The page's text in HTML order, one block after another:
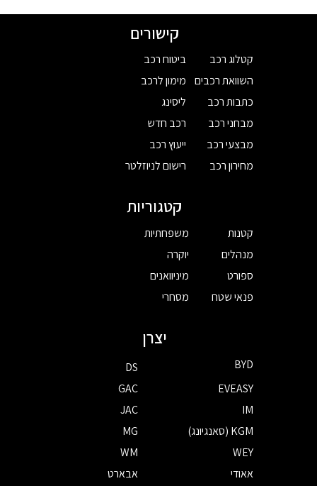
קישורים
קטלוג רכב
השוואת רכבים
כתבות רכב
מבחני רכב
מבצעי רכב
מחירון רכב
ביטוח רכב
מימון לרכב
ליסינג
רכב חדש
ייעוץ רכב
רישום לניוזלטר
קטגוריות
קטנות
מנהלים
ספורט
פנאי שטח
משפחתיות
יוקרה
מיניוואנים
מסחרי
יצרן
BYD
DS
EVEASY
GAC
IM
JAC
KGM (סאנגיונג)
MG
WEY
WM
אאודי
אבארט